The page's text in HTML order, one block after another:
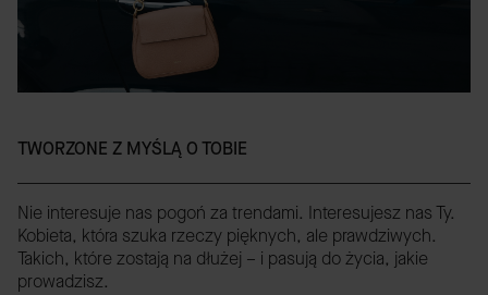
TWORZONE Z MYŚLĄ O TOBIE
Nie interesuje nas pogoń za trendami. Interesujesz nas Ty.
Kobieta, która szuka rzeczy pięknych, ale prawdziwych.
Takich, które zostają na dłużej – i pasują do życia, jakie
prowadzisz.